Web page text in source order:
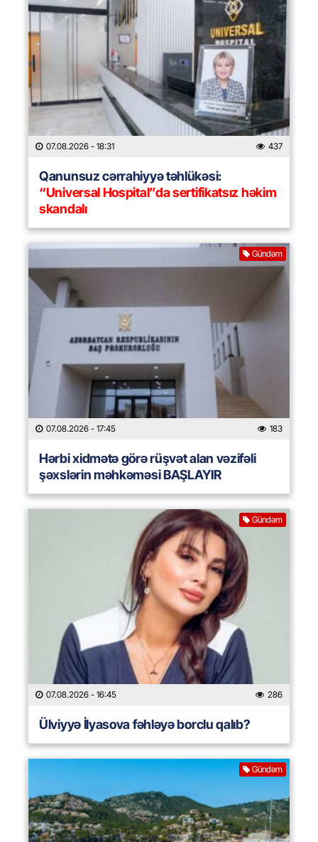
07.08.2026 - 18:31 437
Qanunsuz cərrahiyyə təhlükəsi:
“Universal Hospital”da sertifikatsız həkim
skandalı
Gündəm
07.08.2026 - 17:45 183
Hərbi xidmətə görə rüşvət alan vəzifəli
şəxslərin məhkəməsi BAŞLAYIR
Gündəm
07.08.2026 - 16:45 286
Ülviyyə İlyasova fəhləyə borclu qalıb?
Gündəm